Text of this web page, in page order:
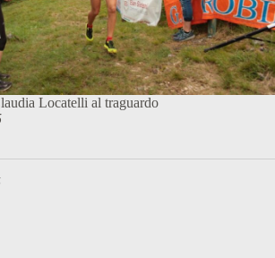
Locatelli al traguardo